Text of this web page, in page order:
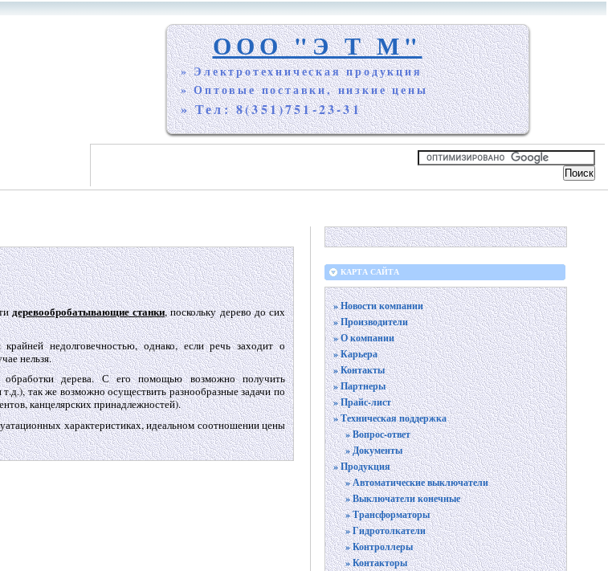
ООО "Э Т М"
» Электротехническая продукция
» Оптовые поставки, низкие цены
» Тел: 8(351)751-23-31
деревообробатывающие станки, поскольку дерево до сих
недолговечностью, однако, если речь заходит о
нельзя.
обработки дерева. С его помощью возможно получить
так же возможно осуществить разнообразные задачи по
канцелярских принадлежностей).
характеристиках, идеальном соотношении цены
КАРТА САЙТА
» Новости компании
» Производители
» О компании
» Карьера
» Контакты
» Партнеры
» Прайс-лист
» Техническая поддержка
» Вопрос-ответ
» Документы
» Продукция
» Автоматические выключатели
» Выключатели конечные
» Трансформаторы
» Гидротолкатели
» Контроллеры
» Контакторы